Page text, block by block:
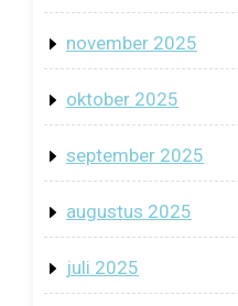
november 2025
oktober 2025
september 2025
augustus 2025
juli 2025